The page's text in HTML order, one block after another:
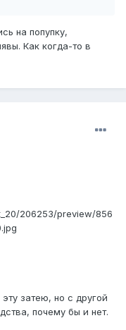
на попупку,
Как когда-то в
206253/preview/856
затею, но с другой
почему бы и нет.